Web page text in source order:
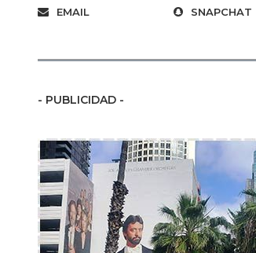
EMAIL
SNAPCHAT
- PUBLICIDAD -